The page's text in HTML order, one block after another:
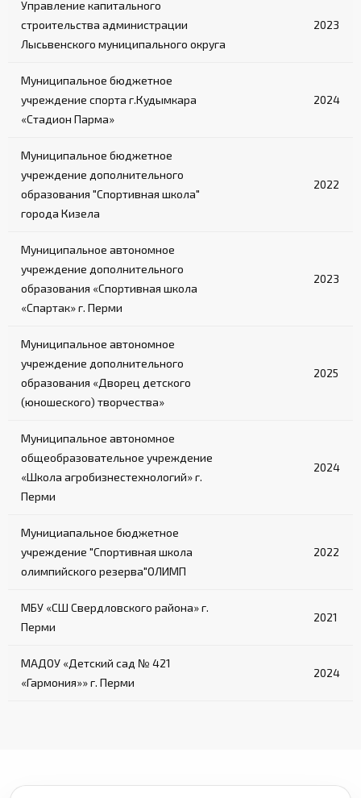
Управление капитального
строительства администрации
Лысьвенского муниципального округа
2023
Муниципальное бюджетное
учреждение спорта г.Кудымкара
«Стадион Парма»
2024
Муниципальное бюджетное
учреждение дополнительного
образования "Спортивная школа"
города Кизела
2022
Муниципальное автономное
учреждение дополнительного
образования «Спортивная школа
«Спартак» г. Перми
2023
Муниципальное автономное
учреждение дополнительного
образования «Дворец детского
(юношеского) творчества»
2025
Муниципальное автономное
общеобразовательное учреждение
«Школа агробизнестехнологий» г.
Перми
2024
Мунициапальное бюджетное
учреждение "Спортивная школа
олимпийского резерва"ОЛИМП
2022
МБУ «СШ Свердловского района» г.
Перми
2021
МАДОУ «Детский сад № 421
«Гармония»» г. Перми
2024